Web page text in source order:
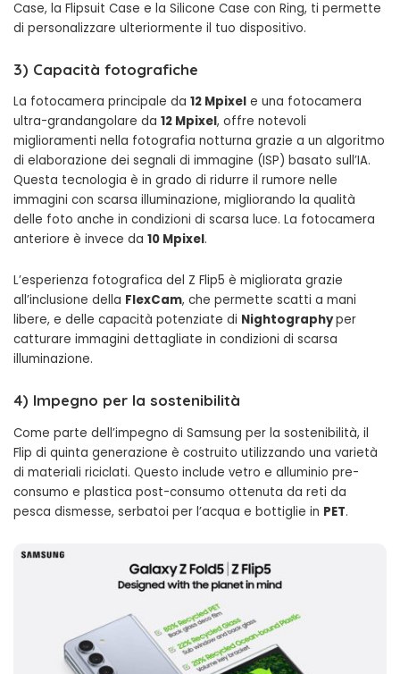
Case, la Flipsuit Case e la Silicone Case con Ring, ti permette
di personalizzare ulteriormente il tuo dispositivo.
3) Capacità fotografiche
La fotocamera principale da 12 Mpixel e una fotocamera
ultra-grandangolare da 12 Mpixel, offre notevoli
miglioramenti nella fotografia notturna grazie a un algoritmo
di elaborazione dei segnali di immagine (ISP) basato sull’IA.
Questa tecnologia è in grado di ridurre il rumore nelle
immagini con scarsa illuminazione, migliorando la qualità
delle foto anche in condizioni di scarsa luce. La fotocamera
anteriore è invece da 10 Mpixel.
L’esperienza fotografica del Z Flip5 è migliorata grazie
all’inclusione della FlexCam, che permette scatti a mani
libere, e delle capacità potenziate di Nightographyper
catturare immagini dettagliate in condizioni di scarsa
illuminazione.
4) Impegno per la sostenibilità
Come parte dell’impegno di Samsung per la sostenibilità, il
Flip di quinta generazione è costruito utilizzando una varietà
di materiali riciclati. Questo include vetro e alluminio pre-
consumo e plastica post-consumo ottenuta da reti da
pesca dismesse, serbatoi per l’acqua e bottiglie in PET.